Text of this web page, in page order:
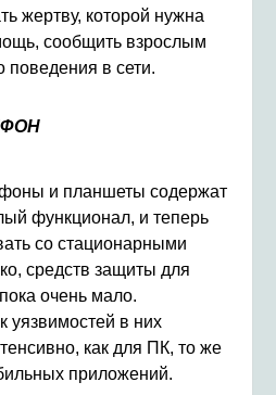
жертву, которой нужна
сообщить взрослым
поведения в сети.
и планшеты содержат
функционал, и теперь
со стационарными
средств защиты для
очень мало.
уязвимостей в них
как для ПК, то же
приложений.